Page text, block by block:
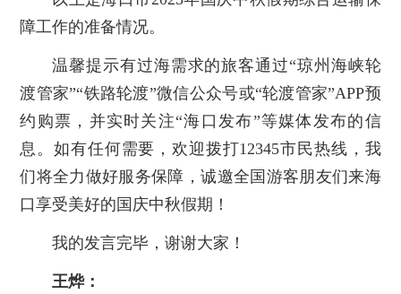
障工作的准备情况。
温馨提示有过海需求的旅客通过“琼州海峡轮
渡管家”“铁路轮渡”微信公众号或“轮渡管家”APP预
约购票，并实时关注“海口发布”等媒体发布的信
息。如有任何需要，欢迎拨打12345市民热线，我
们将全力做好服务保障，诚邀全国游客朋友们来海
口享受美好的国庆中秋假期！
我的发言完毕，谢谢大家！
王烨：